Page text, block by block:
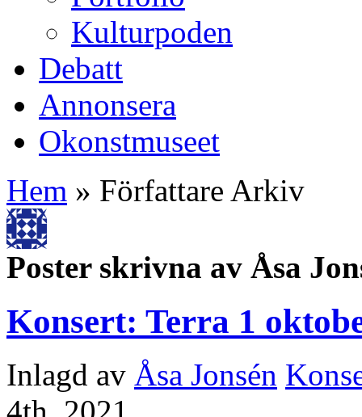
Kulturpoden
Debatt
Annonsera
Okonstmuseet
Hem » Författare Arkiv
Poster skrivna av Åsa
Konsert: Terra 1
Inlagd av Åsa Jonsén